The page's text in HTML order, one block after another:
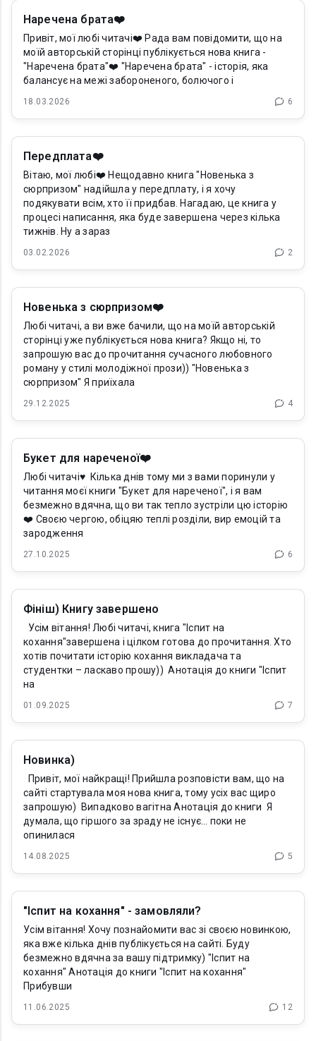
Наречена брата❤️
Привіт, мої любі читачі❤️ Рада вам повідомити, що на
моїй авторській сторінці публікується нова книга -
"Наречена брата"❤️ "Наречена брата" - історія, яка
балансує на межі забороненого, болючого і
18.03.2026 6
Передплата❤️
Вітаю, мої любі❤️ Нещодавно книга "Новенька з
сюрпризом" надійшла у передплату, і я хочу
подякувати всім, хто її придбав. Нагадаю, це книга у
процесі написання, яка буде завершена через кілька
тижнів. Ну а зараз
03.02.2026 2
Новенька з сюрпризом❤️
Любі читачі, а ви вже бачили, що на моїй авторській
сторінці уже публікується нова книга? Якщо ні, то
запрошую вас до прочитання сучасного любовного
роману у стилі молодіжної прози)) "Новенька з
сюрпризом" Я приїхала
29.12.2025 4
Букет для нареченої❤️
Любі читачі♥️ Кілька днів тому ми з вами поринули у
читання моєї книги "Букет для нареченої", і я вам
безмежно вдячна, що ви так тепло зустріли цю історію
❤️ Своєю чергою, обіцяю теплі розділи, вир емоцій та
зародження
27.10.2025 6
Фініш) Книгу завершено
кохання"завершена і цілком готова до прочитання. Хто
хотів почитати історію кохання викладача та
студентки – ласкаво прошу)) Анотація до книги "Іспит
на
01.09.2025 7
Новинка)
сайті стартувала моя нова книга, тому усіх вас щиро
запрошую) Випадково вагітна Анотація до книги Я
думала, що гіршого за зраду не існує… поки не
опинилася
14.08.2025 5
"Іспит на кохання" - замовляли?
Усім вітання! Хочу познайомити вас зі своєю новинкою,
яка вже кілька днів публікується на сайті. Буду
безмежно вдячна за вашу підтримку) "Іспит на
кохання" Анотація до книги "Іспит на кохання"
Прибувши
11.06.2025 12